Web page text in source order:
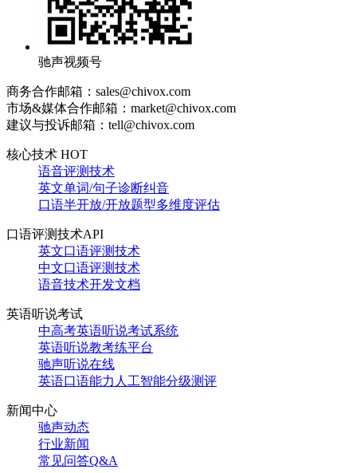
驰声视频号
商务合作邮箱：sales@chivox.com
市场&媒体合作邮箱：market@chivox.com
建议与投诉邮箱：tell@chivox.com
核心技术 HOT
语音评测技术
英文单词/句子诊断纠音
口语半开放/开放题型多维度评估
口语评测技术API
英文口语评测技术
中文口语评测技术
语音技术开发文档
英语听说考试
中高考英语听说考试系统
英语听说教考练平台
驰声听说在线
英语口语能力人工智能分级测评
新闻中心
驰声动态
行业新闻
常见问答Q&A